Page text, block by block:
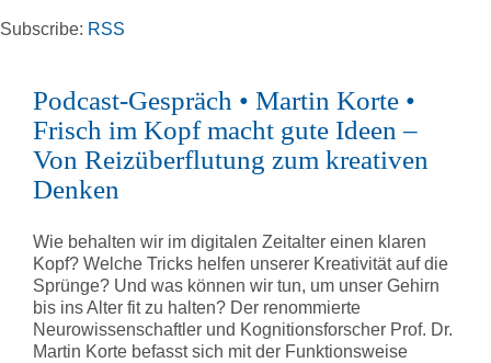
Rubriken
Kortizes Website
Subscribe: RSS
Podcast-Gespräch • Martin Korte •
Frisch im Kopf macht gute Ideen –
Von Reizüberflutung zum kreativen
Denken
Wie behalten wir im digitalen Zeitalter einen klaren
Kopf? Welche Tricks helfen unserer Kreativität auf die
Sprünge? Und was können wir tun, um unser Gehirn
bis ins Alter fit zu halten? Der renommierte
Neurowissenschaftler und Kognitionsforscher Prof. Dr.
Martin Korte befasst sich mit der Funktionsweise